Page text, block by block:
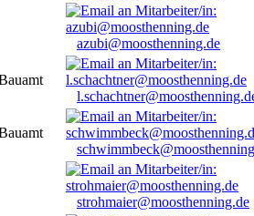
azubi@moosthenning.de
strohmaier@moosthenning.de